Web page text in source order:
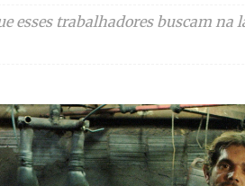
esses trabalhadores buscam